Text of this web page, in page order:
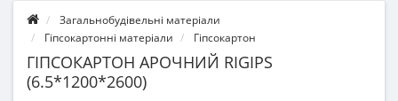
Загальнобудівельні матеріали
Гіпсокартонні матеріали
Гіпсокартон
ГІПСОКАРТОН АРОЧНИЙ RIGIPS
(6.5*1200*2600)